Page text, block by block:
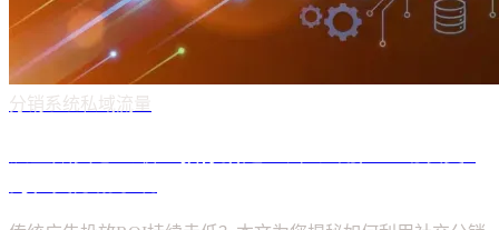
分销系统私域流量